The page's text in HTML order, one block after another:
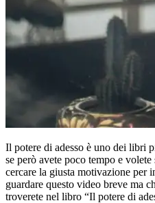
Il potere di adesso è uno dei libri
se però avete poco tempo e
cercare la giusta motivazione per
guardare questo video breve ma
troverete nel libro “Il potere di